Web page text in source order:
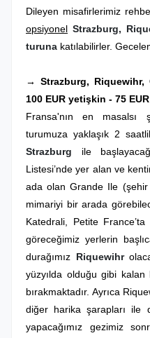
Dileyen misafirlerimiz
opsiyonel Strazburg,
turuna katılabilirler.
→ Strazburg,
100 EUR yetişkin - 75
Fransa'nın en masalsı
turumuza yaklaşık 2
Strazburg ile
Listesi’nde yer alan ve
ada olan Grande Ile
mimariyi bir arada
Katedrali, Petite
göreceğimiz yerlerin
durağımız Riquewihr
yüzyılda olduğu gibi
bırakmaktadır. Ayrıca
diğer harika şarapları ile
yapacağımız gezimiz